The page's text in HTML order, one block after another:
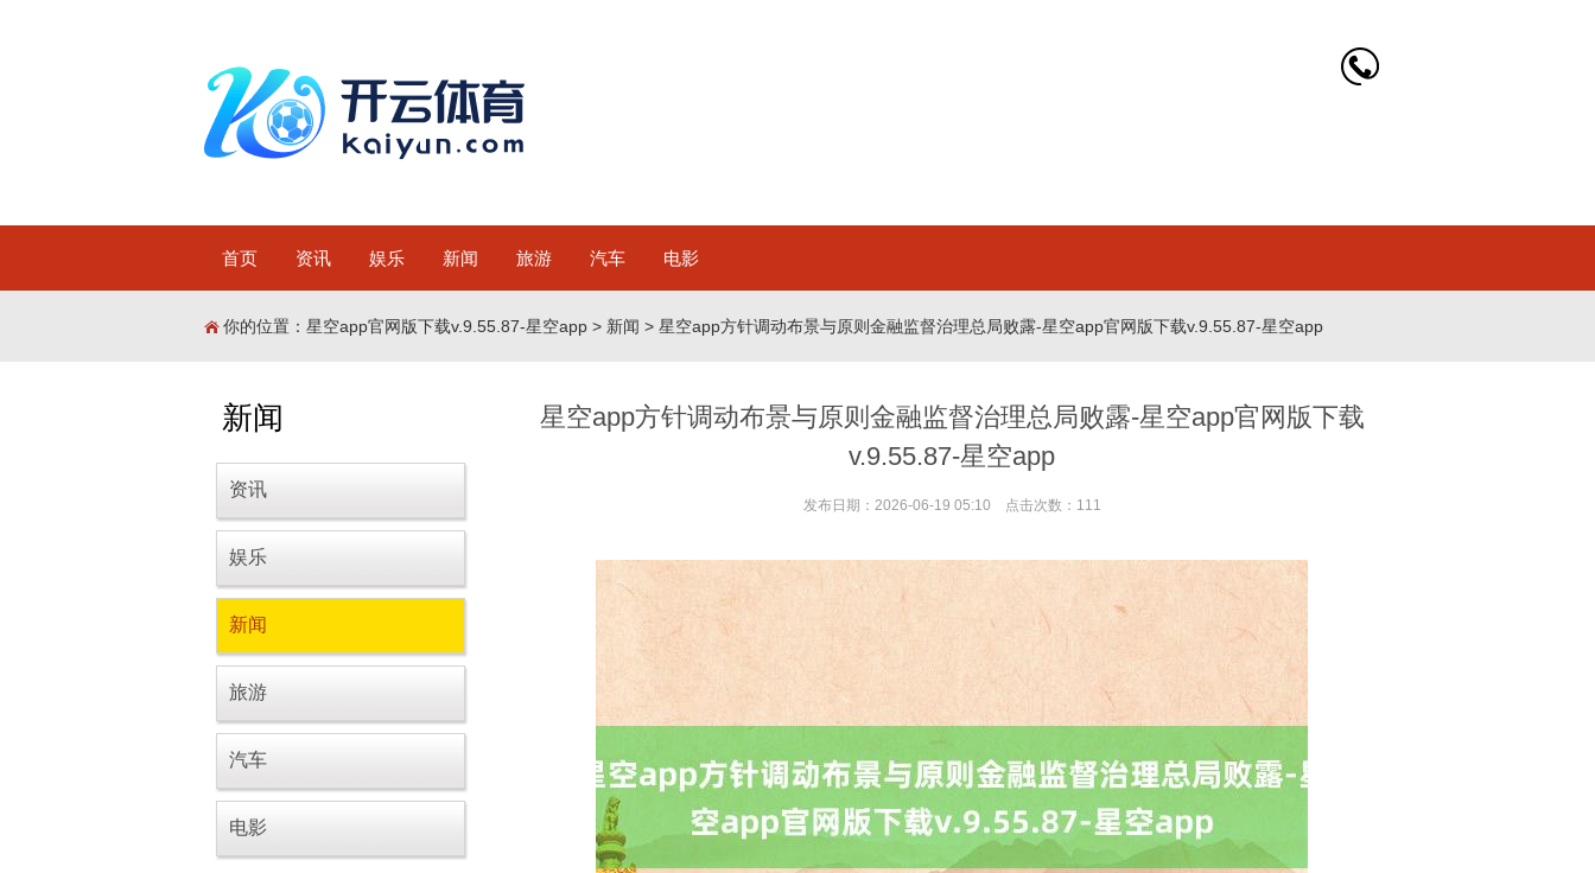
首页 资讯 娱乐 新闻 旅游 汽车 电影
你的位置： 星空app官网版下载v.9.55.87-星空app > 新闻 > 星空app方针调动布景与原则金融监督治理总局败露-星空app官网版下载v.9.55.87-星空app
星空app方针调动布景与原则金融监督治理总局败露-星空app官网版下载
v.9.55.87-星空app
发布日期：2026-06-19 05:10 点击次数：111
新闻
资讯
娱乐
新闻
旅游
汽车
电影